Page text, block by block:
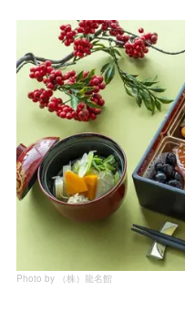
Photo by （株）龍名館